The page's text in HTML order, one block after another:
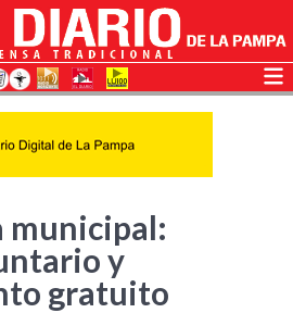
municipal:
y
gratuito